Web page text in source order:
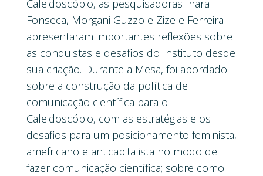
Caleidoscópio, as pesquisadoras Inara
Fonseca, Morgani Guzzo e Zizele Ferreira
apresentaram importantes reflexões sobre
as conquistas e desafios do Instituto desde
sua criação. Durante a Mesa, foi abordado
sobre a construção da política de
comunicação científica para o
Caleidoscópio, com as estratégias e os
desafios para um posicionamento feminista,
amefricano e anticapitalista no modo de
fazer comunicação científica; sobre como